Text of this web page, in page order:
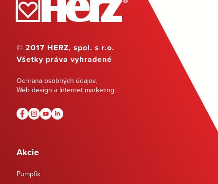
© 2017 HERZ, spol. s r.o.
Všetky práva vyhradené
Ochrana osobných údajov,
Web design a Internet marketing
Akcie
Pumpfix